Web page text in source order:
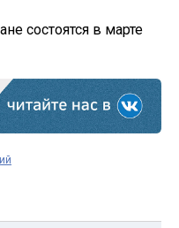
состоятся в марте